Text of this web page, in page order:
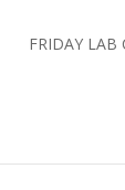
FRIDAY